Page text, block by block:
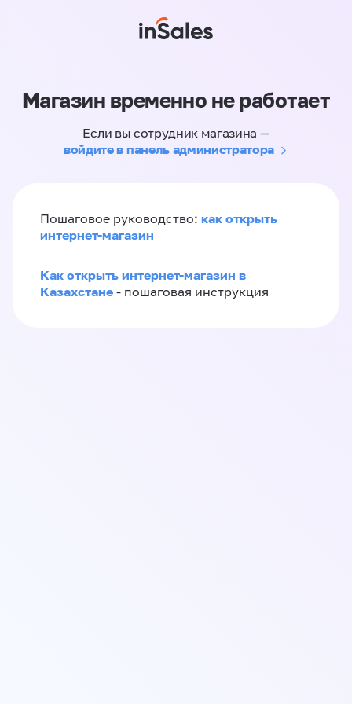
Магазин временно не работает
Если вы сотрудник магазина —
войдите в панель администратора
Пошаговое руководство: как открыть
интернет-магазин
Как открыть интернет-магазин в
Казахстане - пошаговая инструкция